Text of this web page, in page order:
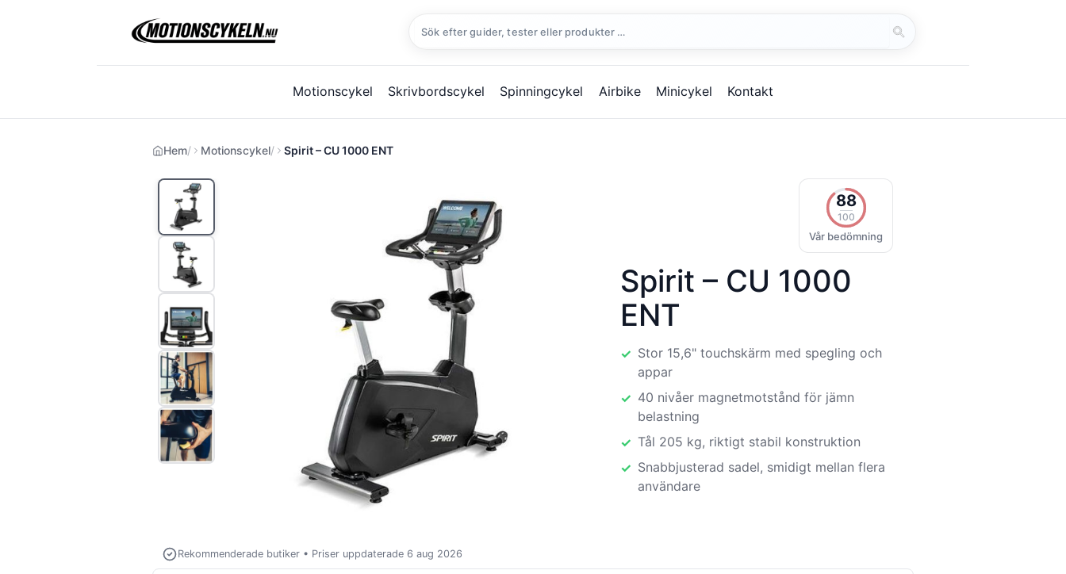
Sök
Starta
Motionscykel Skrivbordscykel Spinningcykel Airbike Minicykel Kontakt
Hem Motionscykel Spirit – CU 1000 ENT
88
100
Vår bedömning
Spirit – CU 1000
ENT
Stor 15,6" touchskärm med spegling och
appar
40 nivåer magnetmotstånd för jämn
belastning
Tål 205 kg, riktigt stabil konstruktion
Snabbjusterad sadel, smidigt mellan flera
användare
Rekommenderade butiker • Priser uppdaterade 6 aug 2026